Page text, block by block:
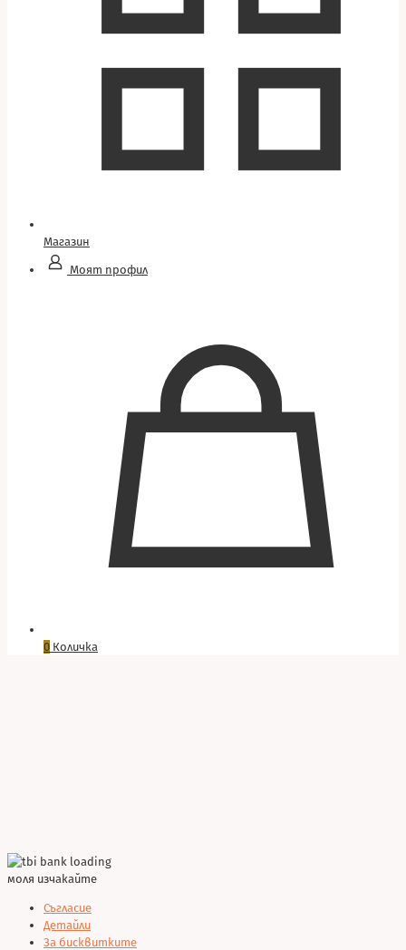
Магазин
Моят профил
0 Количка
моля изчакайте
Съгласие
Детайли
За бисквитките